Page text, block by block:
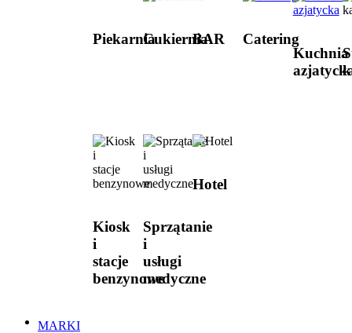
PiekarniaCukierniaBAR
Catering
Kuchnia
Kiosk
i
stacje
benzynowe
Sprzątanie
i
usługi
medyczne
Hotel
MARKI